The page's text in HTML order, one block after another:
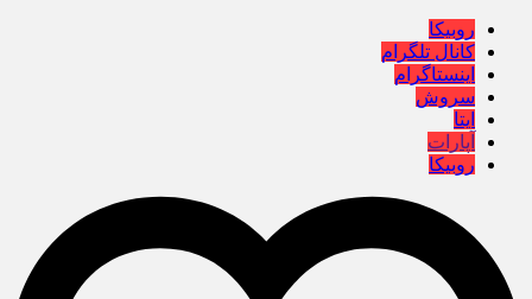
روبیکا
کانال تلگرام
اینستاگرام
سروش
ایتا
آپارات
روبیکا